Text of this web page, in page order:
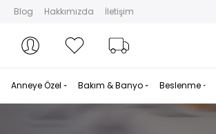
Blog Hakkımızda İletişim
Hesabım
Hesabım Favorilerim
Anneye Özel Bakım & Banyo Beslenme